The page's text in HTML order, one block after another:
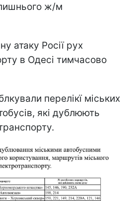
ж/м
атаку Росії рух
в Одесі тимчасово
перелікї міських
які дублюють